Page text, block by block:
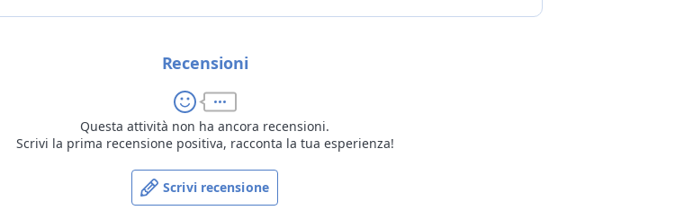
Recensioni
Questa attività non ha ancora recensioni.
Scrivi la prima recensione positiva, racconta la tua esperienza!
Scrivi recensione